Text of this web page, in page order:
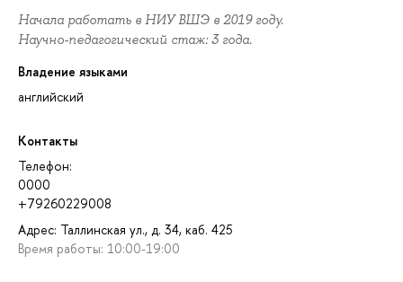
Начала работать в НИУ ВШЭ в 2019 году.
Научно-педагогический стаж: 3 года.
Владение языками
английский
Контакты
Телефон:
0000
+79260229008
Адрес: Таллинская ул., д. 34, каб. 425
Время работы: 10:00-19:00